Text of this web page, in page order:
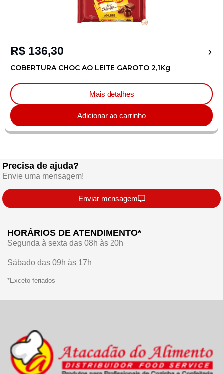
R$ 136,30
COBERTURA CHOC AO LEITE GAROTO 2,1Kg
Mais detalhes
Adicionar ao carrinho
Precisa de ajuda?
Envie uma mensagem!
Enviar mensagem
HORÁRIOS DE ATENDIMENTO*
Segunda à sexta das 08h às 20h
Sábado das 09h às 17h
*Exceto feriados